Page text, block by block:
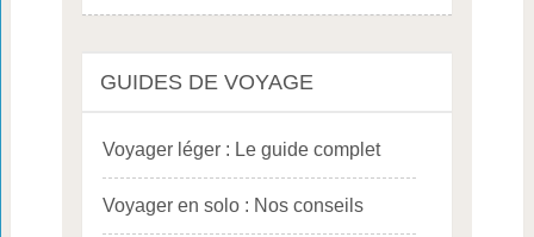
GUIDES DE VOYAGE
Voyager léger : Le guide complet
Voyager en solo : Nos conseils